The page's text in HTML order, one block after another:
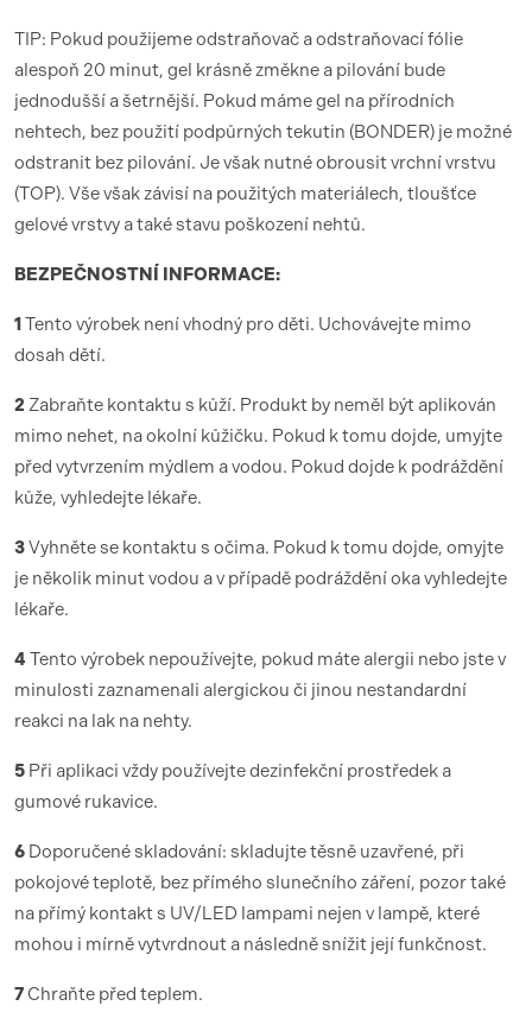
TIP: Pokud použijeme odstraňovač a odstraňovací fólie
alespoň 20 minut, gel krásně změkne a pilování bude
jednodušší a šetrnější. Pokud máme gel na přírodních
nehtech, bez použití podpůrných tekutin (BONDER) je možné
odstranit bez pilování. Je však nutné obrousit vrchní vrstvu
(TOP). Vše však závisí na použitých materiálech, tloušťce
gelové vrstvy a také stavu poškození nehtů.
BEZPEČNOSTNÍ INFORMACE:
1Tento výrobek není vhodný pro děti. Uchovávejte mimo
dosah dětí.
2 Zabraňte kontaktu s kůží. Produkt by neměl být aplikován
mimo nehet, na okolní kůžičku. Pokud k tomu dojde, umyjte
před vytvrzením mýdlem a vodou. Pokud dojde k podráždění
kůže, vyhledejte lékaře.
3Vyhněte se kontaktu s očima. Pokud k tomu dojde, omyjte
je několik minut vodou a v případě podráždění oka vyhledejte
lékaře.
4 Tento výrobek nepoužívejte, pokud máte alergii nebo jste v
minulosti zaznamenali alergickou či jinou nestandardní
reakci na lak na nehty.
5 Při aplikaci vždy používejte dezinfekční prostředek a
gumové rukavice.
6 Doporučené skladování: skladujte těsně uzavřené, při
pokojové teplotě, bez přímého slunečního záření, pozor také
na přímý kontakt s UV/LED lampami nejen v lampě, které
mohou i mírně vytvrdnout a následně snížit její funkčnost.
7Chraňte před teplem.